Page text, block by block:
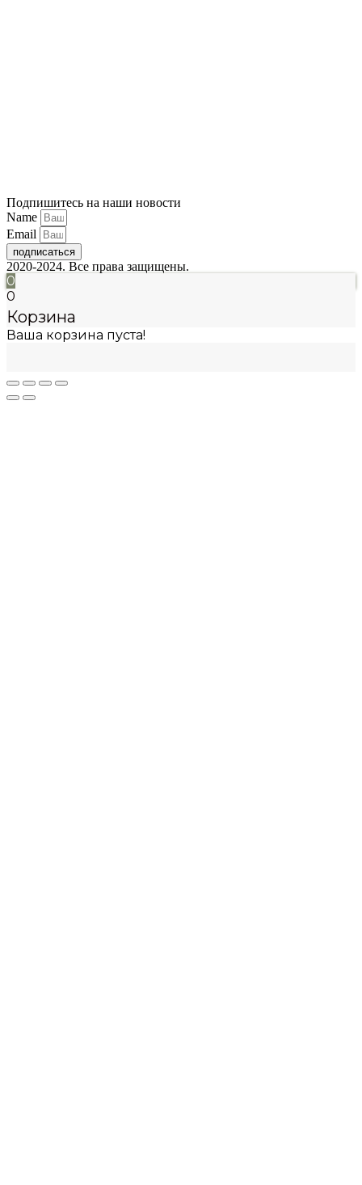
Подпишитесь на наши новости
Name
Email
подписаться
2020-2024. Все права защищены.
0
0
Корзина
Ваша корзина пуста!